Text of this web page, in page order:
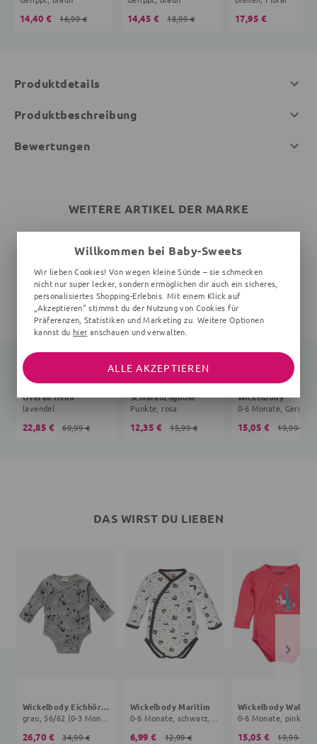
14,40 € 16,99 € 14,45 € 18,99 € 17,95 €
Produktdetails
Produktbeschreibung
Bewertungen
WEITERE ARTIKEL DER MARKE
Overall Hello
lavendel
22,85 € 69,99 €
Schlafanzughose
Punkte, rosa
12,35 € 15,99 €
Wickelbody
15,05 € 19,99 €
DAS WIRST DU LIEBEN
Wickelbody Eichhörnchen
grau, 56/62 (0-3 Monate)
26,70 € 34,99 €
Wickelbody Maritim
0-6 Monate, schwarz, weiß
6,99 € 12,99 €
Wickelbody Wald
0-6 Monate, pink
15,05 € 19,99 €
Willkommen bei Baby-Sweets
Wir lieben Cookies! Von wegen kleine Sünde – sie schmecken
nicht nur super lecker, sondern ermöglichen dir auch ein sicheres,
personalisiertes Shopping-Erlebnis. Mit einem Klick auf
„Akzeptieren“ stimmst du der Nutzung von Cookies für
Präferenzen, Statistiken und Marketing zu. Weitere Optionen
kannst du hier anschauen und verwalten.
ALLE AKZEPTIEREN